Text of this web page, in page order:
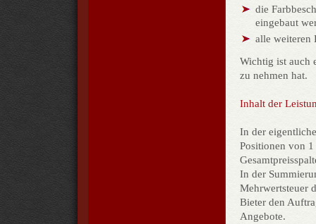
die
eingebaut
alle weiteren
Wichtig ist auch
zu nehmen hat.
Inhalt der
In der
Positionen von
In der
Mehrwertsteuer
Bieter den
Angebote.